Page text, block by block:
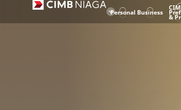
Personal Business
&